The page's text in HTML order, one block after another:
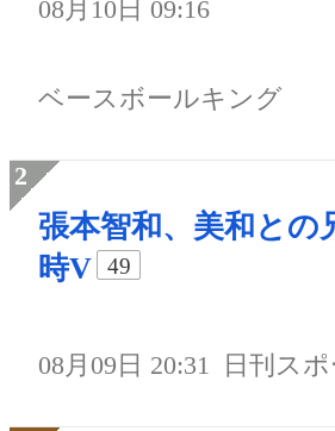
08月10日 09:16
ベースボールキング
張本智和、美和との
時V
49
08月09日 20:31 日刊ス